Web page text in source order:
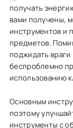
получать
вами получены,
инструментов и
предметов.
поджидать
беспроблемно
использованию
Основным
поэтому
инструменты с